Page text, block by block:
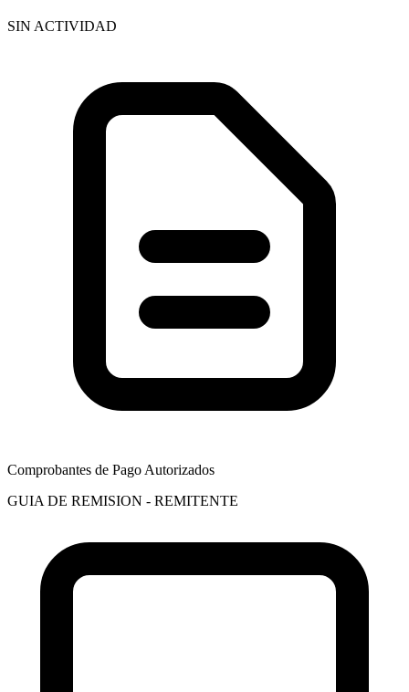
SIN ACTIVIDAD
Comprobantes de Pago Autorizados
GUIA DE REMISION - REMITENTE